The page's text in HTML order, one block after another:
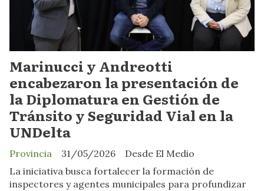
Marinucci y Andreotti
encabezaron la presentación de
la Diplomatura en Gestión de
Tránsito y Seguridad Vial en la
UNDelta
Desde El Medio
Provincia
31/05/2026
La iniciativa busca fortalecer la formación de
inspectores y agentes municipales para profundizar